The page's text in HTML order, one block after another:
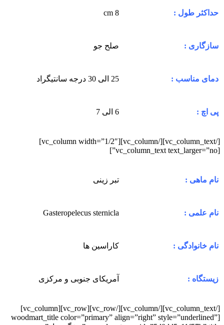
حداکثر طول : 8 cm
سازگاری : صلح جو
دمای مناسب : 25 الی 30 درجه سانتیگراد
پی اچ : 6 الی 7
[/vc_column_text][/vc_column][vc_column width=”1/2″]
[vc_column_text text_larger=”no”]
نام ماهی : تبر زینی
نام علمی : Gasteropelecus sternicla
نام خانوادگی : کاراسین ها
زیستگاه : آمریکای جنوبی و مرکزی
[/vc_column_text][/vc_column][/vc_row][vc_row][vc_column]
[woodmart_title color=”primary” align=”right” style=”underlined”